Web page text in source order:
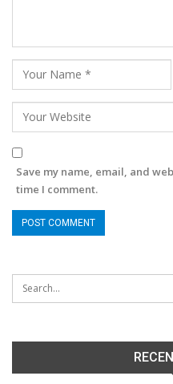
Save my name, email, and
time I comment.